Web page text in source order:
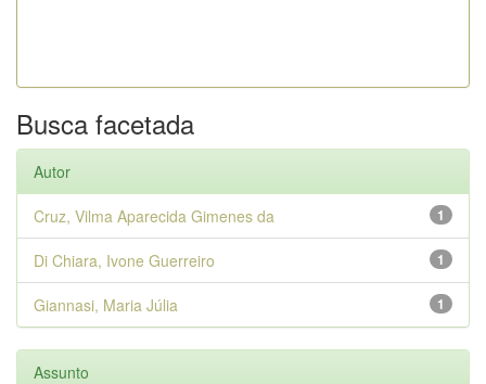
Busca facetada
Autor
1
Cruz, Vilma Aparecida Gimenes da
1
Di Chiara, Ivone Guerreiro
1
Giannasi, Maria Júlia
Assunto